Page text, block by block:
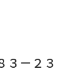
－２３